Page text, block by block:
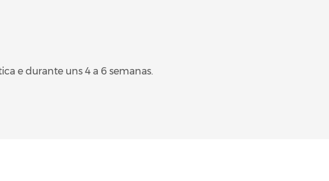
e durante uns 4 a 6 semanas.